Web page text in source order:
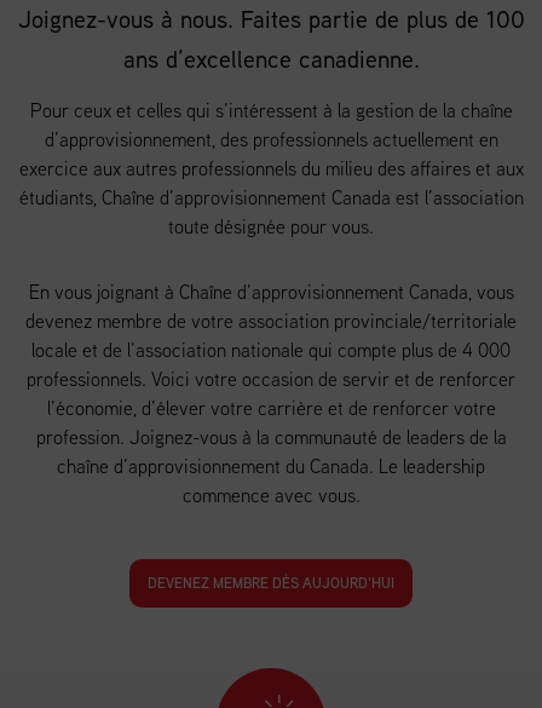
Joignez-vous à nous. Faites partie de plus de 100
ans d’excellence canadienne.
Pour ceux et celles qui s’intéressent à la gestion de la chaîne
d’approvisionnement, des professionnels actuellement en
exercice aux autres professionnels du milieu des affaires et aux
étudiants, Chaîne d’approvisionnement Canada est l’association
toute désignée pour vous.
En vous joignant à Chaîne d’approvisionnement Canada, vous
devenez membre de votre association provinciale/territoriale
locale et de l’association nationale qui compte plus de 4 000
professionnels. Voici votre occasion de servir et de renforcer
l’économie, d’élever votre carrière et de renforcer votre
profession. Joignez-vous à la communauté de leaders de la
chaîne d’approvisionnement du Canada. Le leadership
commence avec vous.
DEVENEZ MEMBRE DÈS AUJOURD’HUI